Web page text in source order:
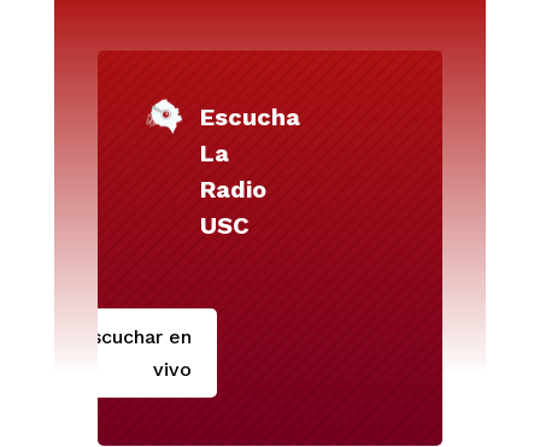
Escucha
La
Radio
USC
Escuchar en
vivo